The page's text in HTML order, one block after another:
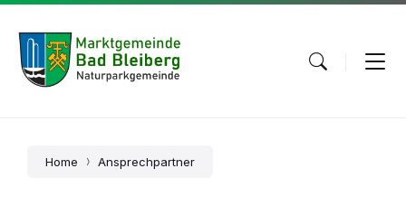
Skip
content
Skip
main
navigation
Skip
footer
Home Ansprechpartner